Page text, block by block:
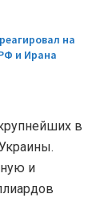
на
и Ирана
в
и